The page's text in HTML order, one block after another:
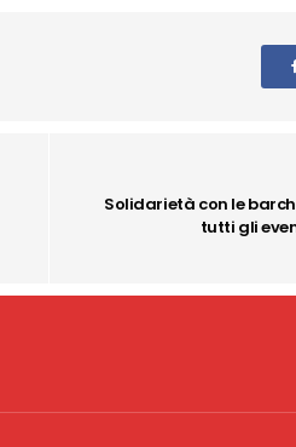
Solidarietà con le
tutti gli